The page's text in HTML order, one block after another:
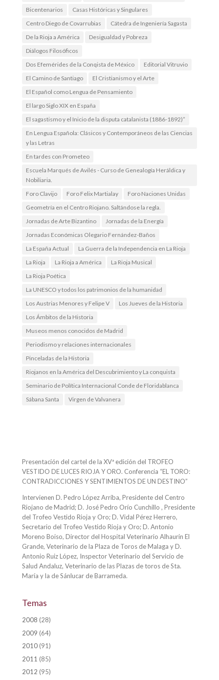
Bicentenarios
Casas Históricas y Singulares
Centro Diego de Covarrubias
Cátedra de Ingeniería Sagasta
De la Rioja a América
Desigualdad y Pobreza
Diálogos Filosóficos
Dos Efemérides de la Conqista de México
Editorial Vitruvio
El Camino de Santiago
El Cristianismo y el Arte
El Español como Lengua de Pensamiento
El largo Siglo XIX en España
El sagastismo y el Inicio de la disputa catalanista (1886-1892)”
En Lengua Española: Clásicos y Contemporáneos de las Ciencias
y las Letras
En tardes con Prometeo
Escuela Marqués de Avilés - Curso de Genealogía Heráldica y
Nobiliaria.
Foro Clavijo
Foro Felix Martialay
Foro Naciones Unidas
Geometría en el Centro Riojano. Saltándose la regla.
Jornadas de Arte Bizantino
Jornadas de la Energía
Jornadas Económicas Olegario Fernández-Baños
La España Actual
La Guerra de la Independencia en La Rioja
La Rioja
La Rioja a América
La Rioja Musical
La Rioja Poética
La UNESCO y todos los patrimonios de la humanidad
Los Austrias Menores y Felipe V
Los Jueves de la Historia
Los Ámbitos de la Historia
Museos menos conocidos de Madrid
Periodismo y relaciones internacionales
Pinceladas de la Historia
Riojanos en la América del Descubrimiento y La conquista
Seminario de Política Internacional Conde de Floridablanca
Sábana Santa
Virgen de Valvanera
Presentación del cartel de la XVª edición del TROFEO
VESTIDO DE LUCES RIOJA Y ORO. Conferencia “EL TORO:
CONTRADICCIONES Y SENTIMIENTOS DE UN DESTINO”
Intervienen D. Pedro López Arriba, Presidente del Centro
Riojano de Madrid; D. José Pedro Orío Cunchillo , Presidente
del Trofeo Vestido Rioja y Oro; D. Vidal Pérez Herrero,
Secretario del Trofeo Vestido Rioja y Oro; D. Antonio
Moreno Boiso, Director del Hospital Veterinario Alhaurin El
Grande, Veterinario de la Plaza de Toros de Malaga y D.
Antonio Ruiz López, Inspector Veterinario del Servicio de
Salud Andaluz, Veterinario de las Plazas de toros de Sta.
María y la de Sánlucar de Barrameda.
Temas
2008 (28)
2009 (64)
2010(91)
2011 (85)
2012 (95)